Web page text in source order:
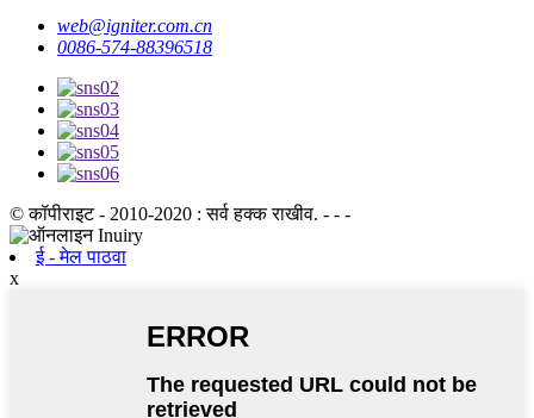
web@igniter.com.cn
0086-574-88396518
© कॉपीराइट - 2010-2020 : सर्व हक्क राखीव. - - -
ई - मेल पाठवा
x